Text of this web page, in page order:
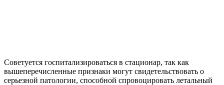
Советуется госпитализироваться в стационар, так как
вышеперечисленные признаки могут свидетельствовать о
серьезной патологии, способной спровоцировать летальный